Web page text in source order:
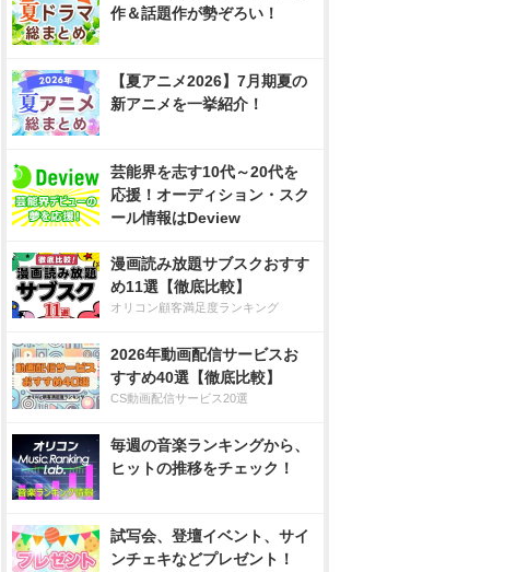
作＆話題作が勢ぞろい！
【夏アニメ2026】7月期夏の
新アニメを一挙紹介！
芸能界を志す10代～20代を
応援！オーディション・スク
ール情報はDeview
漫画読み放題サブスクおすす
め11選【徹底比較】
オリコン顧客満足度ランキング
2026年動画配信サービスお
すすめ40選【徹底比較】
CS動画配信サービス20選
毎週の音楽ランキングから、
ヒットの推移をチェック！
試写会、登壇イベント、サイ
ンチェキなどプレゼント！